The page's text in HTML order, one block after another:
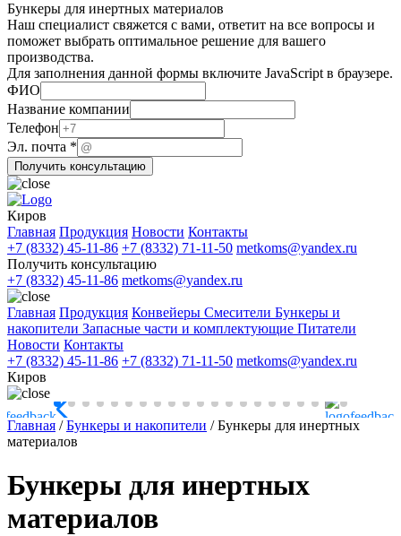
Бункеры для инертных материалов
Наш специалист свяжется с вами, ответит на все вопросы и
поможет выбрать оптимальное решение для вашего
производства.
Для заполнения данной формы включите JavaScript в браузере.
компании
ФИО
Телефон
ФИО
Название компании
Телефон
Эл. почта *
Получить консультацию
Киров
Главная Продукция Новости Контакты
+7 (8332) 45-11-86 +7 (8332) 71-11-50 metkoms@yandex.ru
Получить консультацию
+7 (8332) 45-11-86 metkoms@yandex.ru
Главная Продукция Конвейеры Смесители Бункеры и
накопители Запасные части и комплектующие Питатели
Новости Контакты
+7 (8332) 45-11-86 +7 (8332) 71-11-50 metkoms@yandex.ru
Киров
Главная /Бункеры и накопители /Бункеры для инертных
материалов
Бункеры для инертных
материалов